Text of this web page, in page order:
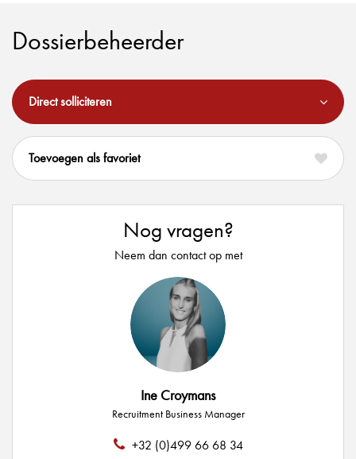
Dossierbeheerder
Direct solliciteren
favoriet
Nog vragen?
Neem dan contact op met
Ine Croymans
Recruitment Business Manager
+32 (0)499 66 68 34